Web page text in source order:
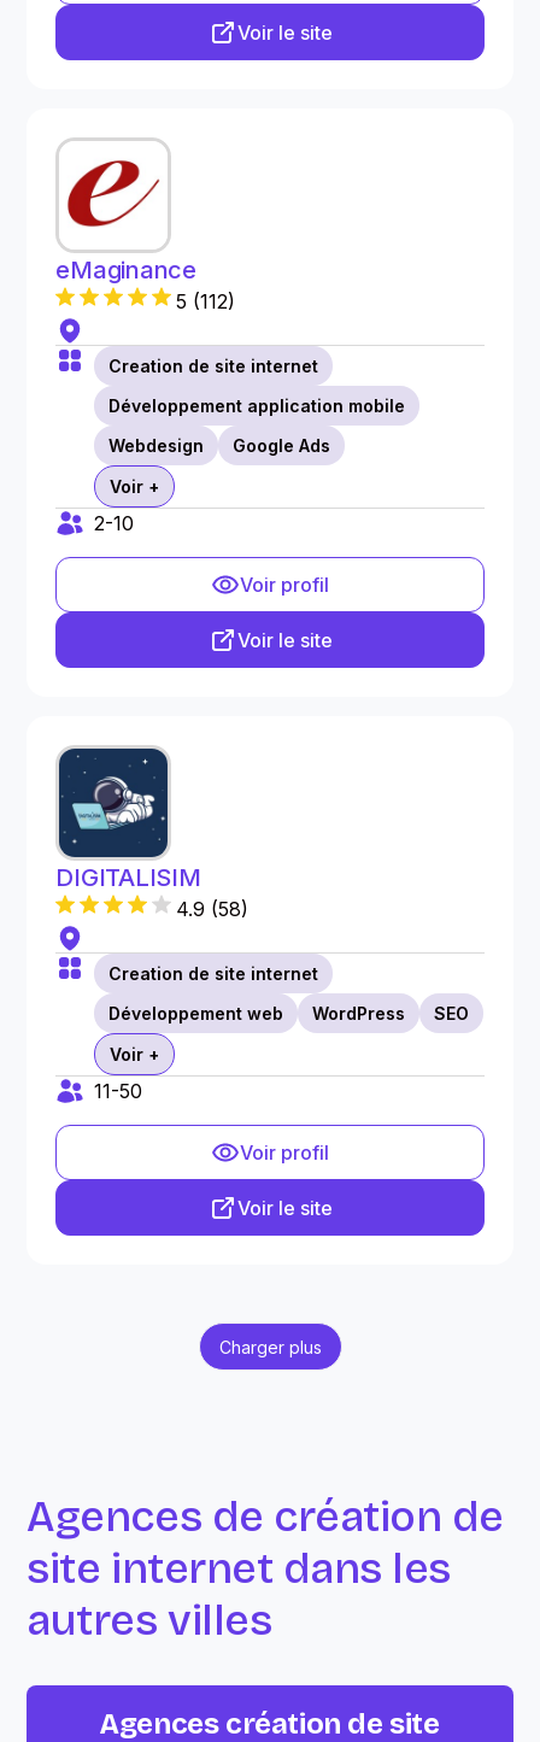
Voir le site
eMaginance
5 (112)
Creation de site internet
Développement application mobile
Webdesign
Google Ads
Voir +
2-10
Voir profil
Voir le site
DIGITALISIM
4.9 (58)
Creation de site internet
Développement web
WordPress
SEO
Voir +
11-50
Voir profil
Voir le site
Charger plus
Agences de création de
site internet dans les
autres villes
Agences création de site